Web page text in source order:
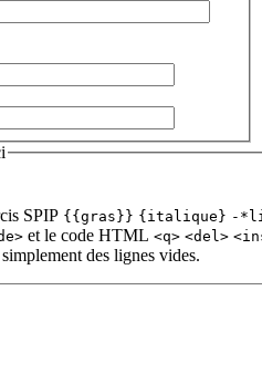
SPIP {{gras}} {italique} -
et le code HTML <q> <del>
des lignes vides.